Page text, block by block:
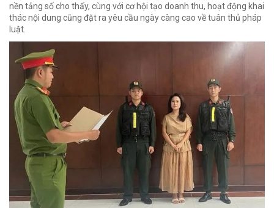
nền tảng số cho thấy, cùng với cơ hội tạo doanh thu, hoạt động khai
thác nội dung cũng đặt ra yêu cầu ngày càng cao về tuân thủ pháp
luật.